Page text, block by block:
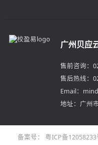
广州贝应云科技有限公司